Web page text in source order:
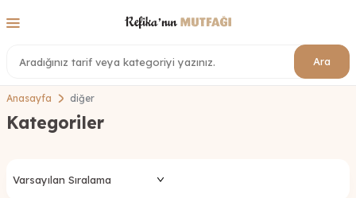
Ara
Anasayfa diğer
Kategoriler